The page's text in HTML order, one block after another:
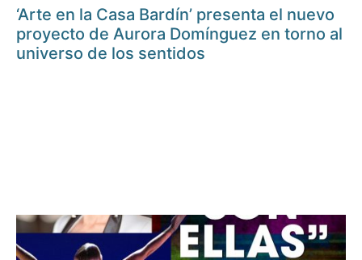
‘Arte en la Casa Bardín’ presenta el nuevo
proyecto de Aurora Domínguez en torno al
universo de los sentidos